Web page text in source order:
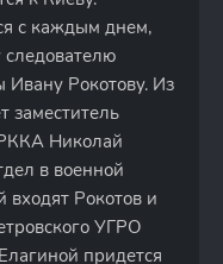
с каждым днем,
Ивану Рокотову. Из
заместитель
Николай
в военной
входят Рокотов и
УГРО
придется